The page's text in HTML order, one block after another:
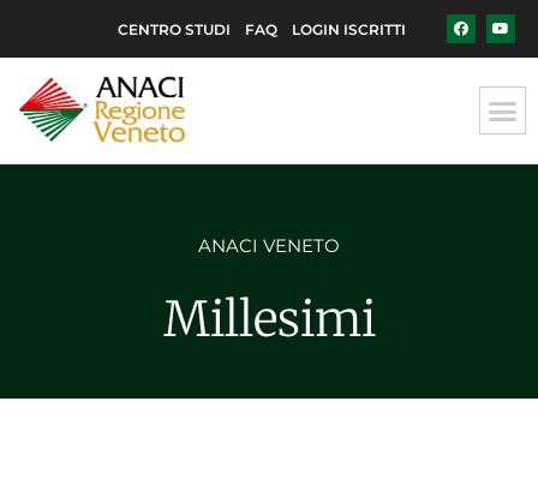
CENTRO STUDI FAQ LOGIN ISCRITTI
ANACI VENETO
Millesimi